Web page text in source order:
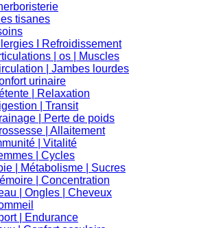
tisanes
I Refroidissement
| os | Muscles
| Jambes lourdes
urinaire
| Relaxation
| Transit
| Perte de poids
| Allaitement
| Vitalité
| Cycles
| Métabolisme | Sucres
| Concentration
| Ongles | Cheveux
| Endurance